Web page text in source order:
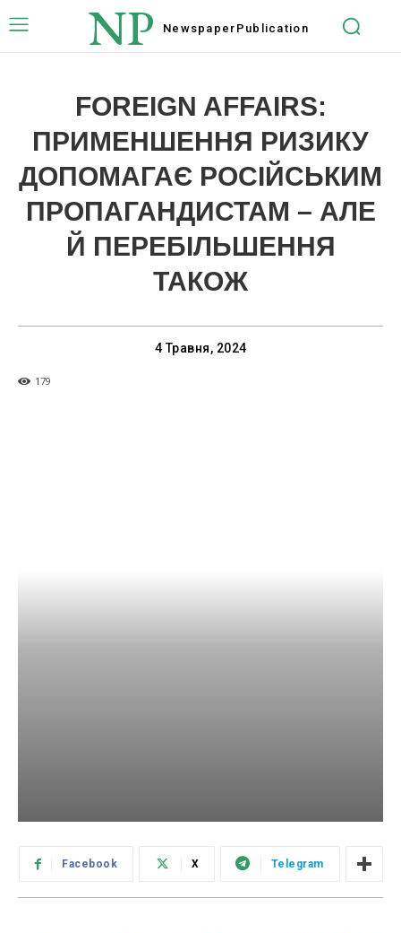
NP Newspaper Publication
FOREIGN AFFAIRS:
ПРИМЕНШЕННЯ РИЗИКУ
ДОПОМАГАЄ РОСІЙСЬКИМ
ПРОПАГАНДИСТАМ – АЛЕ
Й ПЕРЕБІЛЬШЕННЯ
ТАКОЖ
4 Травня, 2024
179
Facebook X Telegram